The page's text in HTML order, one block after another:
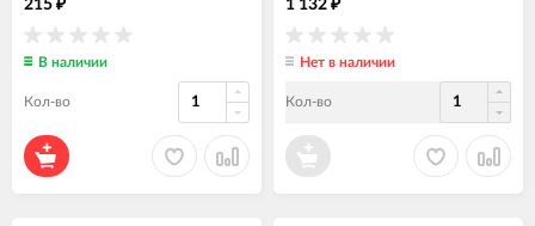
215 ₽
В наличии
Кол-во
1 132 ₽
Нет в наличии
Кол-во